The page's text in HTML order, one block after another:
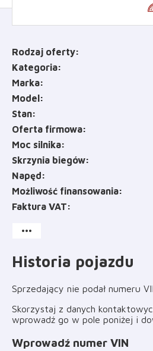
Rodzaj oferty
Kategoria
Marka
Model
Stan
Oferta firmowa
Moc silnika
Skrzynia biegów
Napęd
Możliwość finansowania
Faktura VAT
more_horiz
Historia pojazdu
Sprzedający nie podał numeru
Skorzystaj z danych
wprowadź go w pole poniżej i
Wprowadź numer VIN